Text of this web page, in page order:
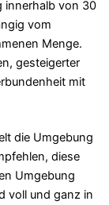
innerhalb von 30
vom
Menge.
gesteigerter
mit
die Umgebung
diese
Umgebung
voll und ganz in